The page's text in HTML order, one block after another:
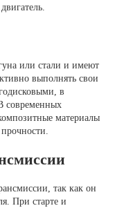
или стали и имеют
выполнять свои
в
современных
материалы
так как он
При старте и